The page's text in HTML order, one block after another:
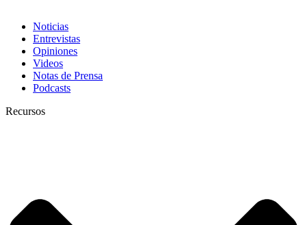
Noticias
Entrevistas
Opiniones
Videos
Notas de Prensa
Podcasts
Recursos